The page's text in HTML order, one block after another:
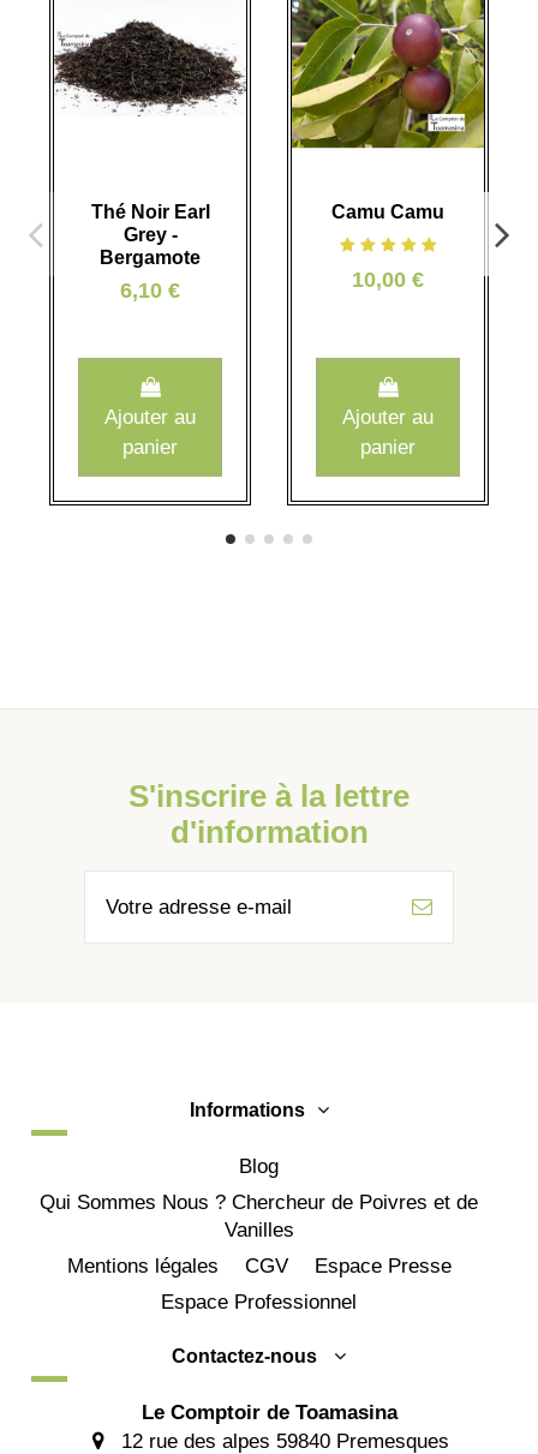
Thé Noir Earl
Grey -
Bergamote
6,10 €
Ajouter au
panier
Camu Camu
10,00 €
Ajouter au
panier
S'inscrire à la lettre
d'information
Informations
Blog
Qui Sommes Nous ? Chercheur de Poivres et de
Vanilles
Mentions légales
CGV
Espace Presse
Espace Professionnel
Contactez-nous
Le Comptoir de Toamasina
12 rue des alpes 59840 Premesques